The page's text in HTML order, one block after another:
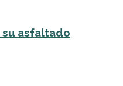
su asfaltado